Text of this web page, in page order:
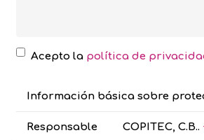
Acepto la política de
Información básica sobre
Responsable COPITEC, C.B..